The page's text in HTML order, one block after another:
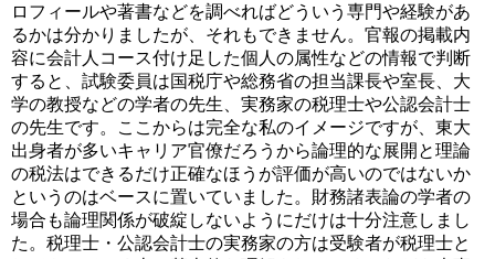
ロフィールや著書などを調べればどういう専門や経験があ
るかは分かりましたが、それもできません。官報の掲載内
容に会計人コース付け足した個人の属性などの情報で判断
すると、試験委員は国税庁や総務省の担当課長や室長、大
学の教授などの学者の先生、実務家の税理士や公認会計士
の先生です。ここからは完全な私のイメージですが、東大
出身者が多いキャリア官僚だろうから論理的な展開と理論
の税法はできるだけ正確なほうが評価が高いのではないか
というのはベースに置いていました。財務諸表論の学者の
場合も論理関係が破綻しないようにだけは十分注意しまし
た。税理士・公認会計士の実務家の方は受験者が税理士と